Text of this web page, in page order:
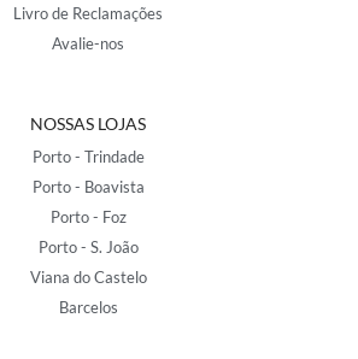
Livro de Reclamações
Avalie-nos
NOSSAS LOJAS
Porto - Trindade
Porto - Boavista
Porto - Foz
Porto - S. João
Viana do Castelo
Barcelos